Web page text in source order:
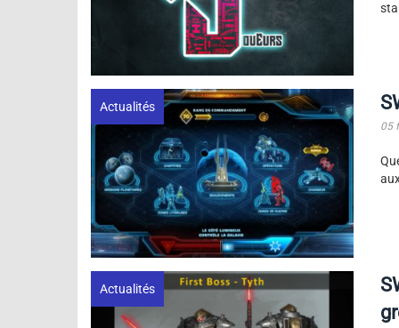
Actualités
05
Actualités